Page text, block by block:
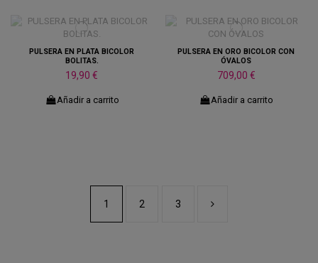
PULSERA EN PLATA BICOLOR
BOLITAS.
19,90 €
Añadir a carrito
PULSERA EN ORO BICOLOR CON
ÓVALOS
709,00 €
Añadir a carrito
1 2 3